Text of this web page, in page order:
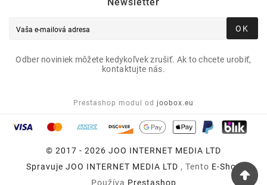
OK
Odber noviniek môžete kedykoľvek zrušiť. Ak to chcete urobiť,
kontaktujte nás.
Prestashop modul od joobox.eu
© 2017 - 2026 JOO INTERNET MEDIA LTD
Spravuje JOO INTERNET MEDIA LTD , Tento E-Shop
Používa Prestashop